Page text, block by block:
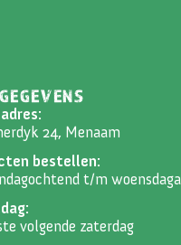
24, Menaam
bestellen:
t/m
volgende zaterdag